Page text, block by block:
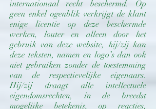
internationaal recht beschermd. Op
geen enkel ogenblik verkrijgt de klant
enige licentie op deze beschermde
werken, louter en alleen door het
gebruik van deze website, hij/zij kan
deze teksten, namen en logo’s dan ook
niet gebruiken zonder de toestemming
van de respectievelijke eigenaars.
Hij/zij draagt alle intellectuele
eigendomsrechten, in de breedst
mogelijke betekenis, op reacties,